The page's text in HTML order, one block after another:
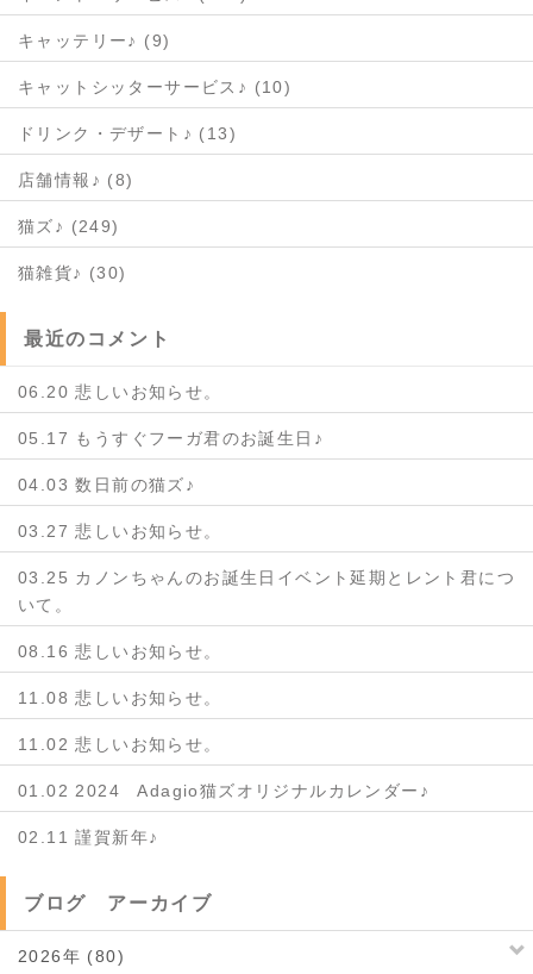
キャッテリー♪ (9)
キャットシッターサービス♪ (10)
ドリンク・デザート♪ (13)
店舗情報♪ (8)
猫ズ♪ (249)
猫雑貨♪ (30)
最近のコメント
06.20 悲しいお知らせ。
05.17 もうすぐフーガ君のお誕生日♪
04.03 数日前の猫ズ♪
03.27 悲しいお知らせ。
03.25 カノンちゃんのお誕生日イベント延期とレント君につ
いて。
08.16 悲しいお知らせ。
11.08 悲しいお知らせ。
11.02 悲しいお知らせ。
01.02 2024 Adagio猫ズオリジナルカレンダー♪
02.11 謹賀新年♪
ブログ アーカイブ
2026年 (80)